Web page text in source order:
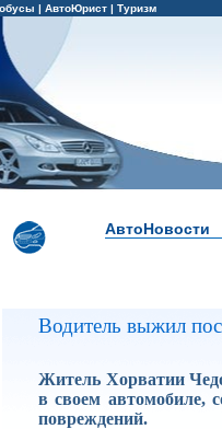
| АвтоЮрист | Туризм
АвтоНовости
Водитель выжил
Житель Хорватии
в своем автомобиле,
повреждений.